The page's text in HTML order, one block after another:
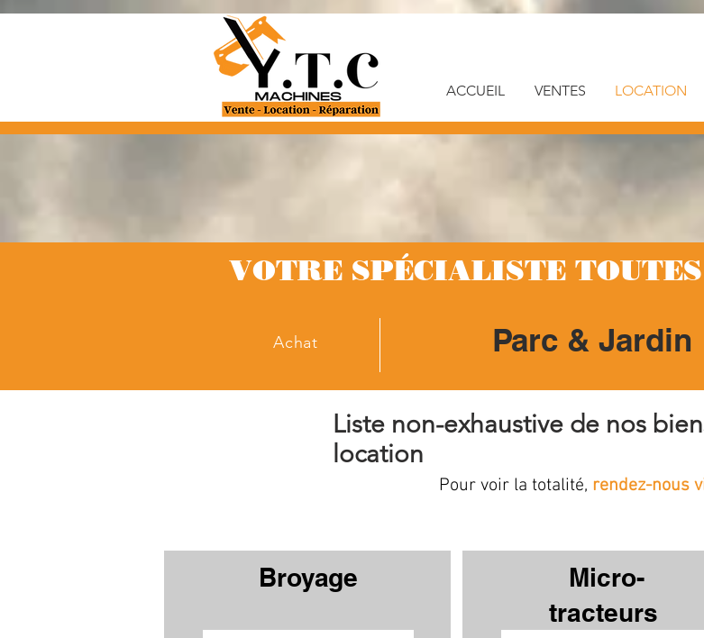
ACCUEIL VENTES LOCATION
Liste non-exhaustive de nos
location
Pour voir la totalité, rendez-nous
Broyage
Micro-
tracteurs
VOTRE SPÉCIALISTE
Achat Parc & Jardin